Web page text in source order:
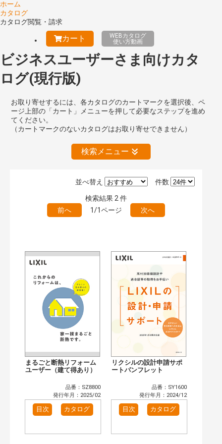
ホーム
カタログ
カタログ閲覧・請求
カート
WEBカタログ
使い方動画
ビジネスユーザーさま向けカタ
ログ(現行版)
お取り寄せするには、各カタログのカートマークを選択後、ペ
ージ上部の「カート」メニューを押して必要なステップを進め
てください。
（カートマークのないカタログはお取り寄せできません）
検索メニュー
絞り込みの解除
キーワード検索（あいまい）
目次も検索
おすすめハッシュタグ
まずはここから（3）
リフォームおすすめ（4）
省エネ住宅関連（4）
補助金・優遇制度を知る（2）
カテゴリー
玄関ドア・引戸（2）
インテリア建材（2）
エクステリア（2）
キッチン（2）
浴室（2）
小型電気温水器（1）
水栓金具（1）
高性能住宅工法（2）
その他（1）
開始年:
件数
並べ替え
検索結果 2 件
前へ
1/1ページ 次へ
まるごと断熱リフォーム
ユーザー（建て得あり）
品番：SZ8800
発行年月：2025/02
目次 カタログ
リクシルの設計申請サポ
ートパンフレット
品番：SY1600
発行年月：2024/12
目次 カタログ